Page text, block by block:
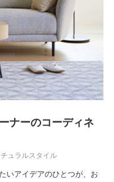
ナーのコーディネ
ュラルスタイル
いアイデアのひとつが、お